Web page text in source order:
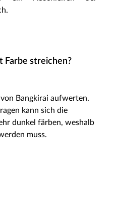
Farbe streichen?
Bangkirai aufwerten.
kann sich die
dunkel färben, weshalb
muss.